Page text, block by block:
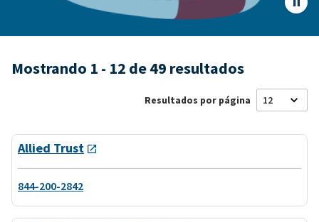
Pausar
de
Mostrando 1 - 12 de 49 resultados
Resultados por página
Allied Trust
844-200-2842